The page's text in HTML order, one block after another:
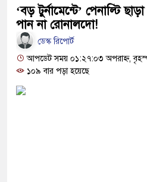
ফল প্রকাশ কাল, দেখবেন
পথে প্রধানমন্ত্রী
‘কমে যাওয়ায়’ উৎপাদন বাড়ানোর নির্দেশ
মুসলিম দেশগুলোকে ঐক্যবদ্ধ
‘বড় টুর্নামেন্টে’ পেনাল্টি
পান না রোনালদো!
ডেস্ক রিপোর্ট
আপডেট সময় ০১:২৭:০৩ অপরাহ্ন,
১০৯ বার পড়া হয়েছে